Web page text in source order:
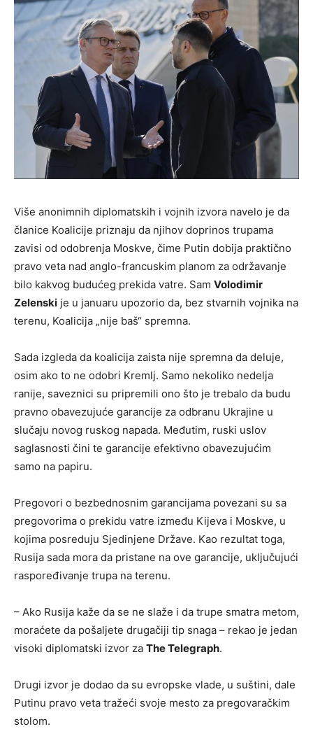
Više anonimnih diplomatskih i vojnih izvora navelo je da
članice Koalicije priznaju da njihov doprinos trupama
zavisi od odobrenja Moskve, čime Putin dobija praktično
pravo veta nad anglo-francuskim planom za održavanje
bilo kakvog budućeg prekida vatre. Sam Volodimir
Zelenski je u januaru upozorio da, bez stvarnih vojnika na
terenu, Koalicija „nije baš“ spremna.
Sada izgleda da koalicija zaista nije spremna da deluje,
osim ako to ne odobri Kremlj. Samo nekoliko nedelja
ranije, saveznici su pripremili ono što je trebalo da budu
pravno obavezujuće garancije za odbranu Ukrajine u
slučaju novog ruskog napada. Međutim, ruski uslov
saglasnosti čini te garancije efektivno obavezujućim
samo na papiru.
Pregovori o bezbednosnim garancijama povezani su sa
pregovorima o prekidu vatre između Kijeva i Moskve, u
kojima posreduju Sjedinjene Države. Kao rezultat toga,
Rusija sada mora da pristane na ove garancije, uključujući
raspoređivanje trupa na terenu.
– Ako Rusija kaže da se ne slaže i da trupe smatra metom,
moraćete da pošaljete drugačiji tip snaga – rekao je jedan
visoki diplomatski izvor za The Telegraph.
Drugi izvor je dodao da su evropske vlade, u suštini, dale
Putinu pravo veta tražeći svoje mesto za pregovaračkim
stolom.